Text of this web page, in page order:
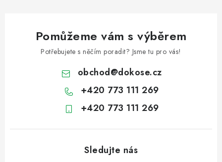
Pomůžeme vám s výběrem
Potřebujete s něčím poradit? Jsme tu pro vás!
obchod@dokose.cz
+420 773 111 269
+420 773 111 269